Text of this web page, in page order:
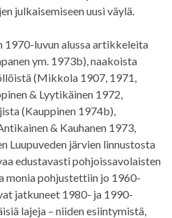
julkaisemiseen uusi väylä.
luvun alussa artikkeleita
ym. 1973b), naakoista
(Mikkola 1907, 1971,
& Lyytikäinen 1972,
(Kauppinen 1974b),
& Kauhanen 1973,
Luupuveden järvien linnustosta
edustavasti pohjoissavolaisten
monia pohjustettiin jo 1960-
jatkuneet 1980- ja 1990-
lajeja – niiden esiintymistä,